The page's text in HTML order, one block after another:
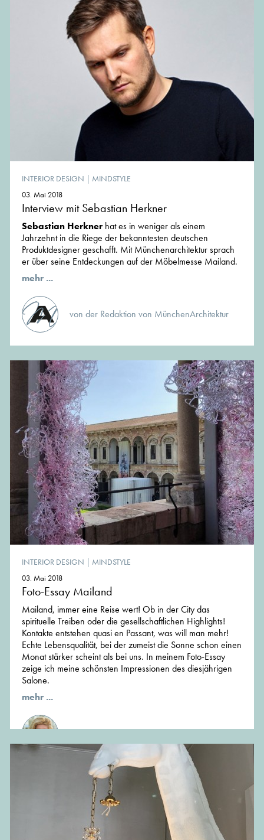
INTERIOR DESIGN | MINDSTYLE
03. Mai 2018
Interview mit Sebastian Herkner
Sebastian Herkner hat es in weniger als einem
Jahrzehnt in die Riege der bekanntesten deutschen
Produktdesigner geschafft. Mit Münchenarchitektur sprach
er über seine Entdeckungen auf der Möbelmesse Mailand.
mehr ...
von der Redaktion von MünchenArchitektur
INTERIOR DESIGN | MINDSTYLE
03. Mai 2018
Foto-Essay Mailand
Mailand, immer eine Reise wert! Ob in der City das
spirituelle Treiben oder die gesellschaftlichen Highlights!
Kontakte entstehen quasi en Passant, was will man mehr!
Echte Lebensqualität, bei der zumeist die Sonne schon einen
Monat stärker scheint als bei uns. In meinem Foto-Essay
zeige ich meine schönsten Impressionen des diesjährigen
Salone.
mehr ...
von Niki Szilagyi, Gastautor